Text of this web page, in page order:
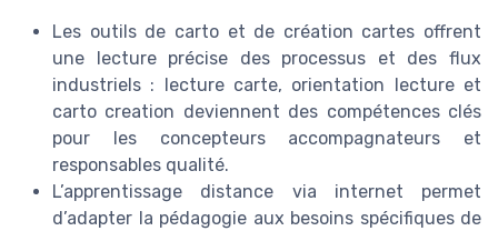
Les outils de carto et de création cartes offrent
une lecture précise des processus et des flux
industriels : lecture carte, orientation lecture et
carto creation deviennent des compétences clés
pour les concepteurs accompagnateurs et
responsables qualité.
L’apprentissage distance via internet permet
d’adapter la pédagogie aux besoins spécifiques de